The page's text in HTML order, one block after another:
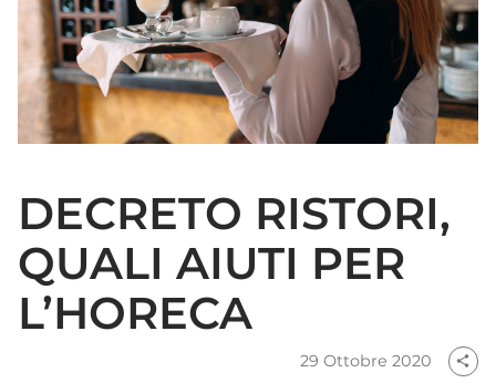
DECRETO RISTORI,
QUALI AIUTI PER
L’HORECA
29 Ottobre 2020 share